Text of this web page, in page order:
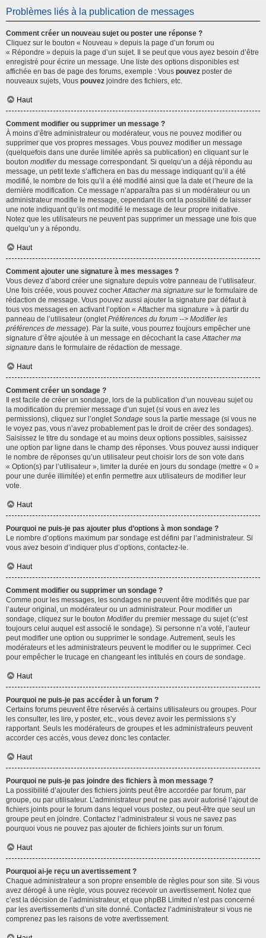
Problèmes liés à la publication de messages
Comment créer un nouveau sujet ou poster une réponse ?
Cliquez sur le bouton « Nouveau » depuis la page d’un forum ou
« Répondre » depuis la page d’un sujet. Il se peut que vous ayez besoin d’être
enregistré pour écrire un message. Une liste des options disponibles est
affichée en bas de page des forums, exemple : Vous pouvez poster de
nouveaux sujets, Vous pouvez joindre des fichiers, etc.
Haut
Comment modifier ou supprimer un message ?
À moins d’être administrateur ou modérateur, vous ne pouvez modifier ou
supprimer que vos propres messages. Vous pouvez modifier un message
(quelquefois dans une durée limitée après sa publication) en cliquant sur le
bouton modifierdu message correspondant. Si quelqu’un a déjà répondu au
message, un petit texte s’affichera en bas du message indiquant qu’il a été
modifié, le nombre de fois qu’il a été modifié ainsi que la date et l’heure de la
dernière modification. Ce message n’apparaîtra pas si un modérateur ou un
administrateur modifie le message, cependant ils ont la possibilité de laisser
une note indiquant qu’ils ont modifié le message de leur propre initiative.
Notez que les utilisateurs ne peuvent pas supprimer un message une fois que
quelqu’un y a répondu.
Haut
Comment ajouter une signature à mes messages ?
Vous devez d’abord créer une signature depuis votre panneau de l’utilisateur.
Une fois créée, vous pouvez cocherAttacher ma signature sur le formulaire de
rédaction de message. Vous pouvez aussi ajouter la signature par défaut à
tous vos messages en activant l’option « Attacher ma signature » à partir du
panneau de l’utilisateur (ongletPréférences du forum --> Modifier les
préférences de message). Par la suite, vous pourrez toujours empêcher une
signature d’être ajoutée à un message en décochant la caseAttacher ma
signature dans le formulaire de rédaction de message.
Haut
Comment créer un sondage ?
Il est facile de créer un sondage, lors de la publication d’un nouveau sujet ou
la modification du premier message d’un sujet (si vous en avez les
permissions), cliquez sur l’ongletSondage sous la partie message (si vous ne
le voyez pas, vous n’avez probablement pas le droit de créer des sondages).
Saisissez le titre du sondage et au moins deux options possibles, saisissez
une option par ligne dans le champ des réponses. Vous pouvez aussi indiquer
le nombre de réponses qu’un utilisateur peut choisir lors de son vote dans
« Option(s) par l’utilisateur », limiter la durée en jours du sondage (mettre « 0 »
pour une durée illimitée) et enfin permettre aux utilisateurs de modifier leur
vote.
Haut
Pourquoi ne puis-je pas ajouter plus d’options à mon sondage ?
Le nombre d’options maximum par sondage est défini par l’administrateur. Si
vous avez besoin d’indiquer plus d’options, contactez-le.
Haut
Comment modifier ou supprimer un sondage ?
Comme pour les messages, les sondages ne peuvent être modifiés que par
l’auteur original, un modérateur ou un administrateur. Pour modifier un
sondage, cliquez sur le bouton Modifierdu premier message du sujet (c’est
toujours celui auquel est associé le sondage). Si personne n’a voté, l’auteur
peut modifier une option ou supprimer le sondage. Autrement, seuls les
modérateurs et les administrateurs peuvent le modifier ou le supprimer. Ceci
pour empêcher le trucage en changeant les intitulés en cours de sondage.
Haut
Pourquoi ne puis-je pas accéder à un forum ?
Certains forums peuvent être réservés à certains utilisateurs ou groupes. Pour
les consulter, les lire, y poster, etc., vous devez avoir les permissions s’y
rapportant. Seuls les modérateurs de groupes et les administrateurs peuvent
accorder ces accès, vous devez donc les contacter.
Haut
Pourquoi ne puis-je pas joindre des fichiers à mon message ?
La possibilité d’ajouter des fichiers joints peut être accordée par forum, par
groupe, ou par utilisateur. L’administrateur peut ne pas avoir autorisé l’ajout de
fichiers joints pour le forum dans lequel vous postez, ou peut-être que seul un
groupe peut en joindre. Contactez l’administrateur si vous ne savez pas
pourquoi vous ne pouvez pas ajouter de fichiers joints sur un forum.
Haut
Pourquoi ai-je reçu un avertissement ?
Chaque administrateur a son propre ensemble de règles pour son site. Si vous
avez dérogé à une règle, vous pouvez recevoir un avertissement. Notez que
c’est la décision de l’administrateur, et que phpBB Limited n’est pas concerné
par les avertissements d’un site donné. Contactez l’administrateur si vous ne
comprenez pas les raisons de votre avertissement.